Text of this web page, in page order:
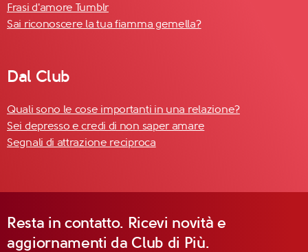
Frasi d'amore Tumblr
Sai riconoscere la tua fiamma gemella?
Dal Club
Quali sono le cose importanti in una relazione?
Sei depresso e credi di non saper amare
Segnali di attrazione reciproca
Resta in contatto. Ricevi novità e
aggiornamenti da Club di Più.